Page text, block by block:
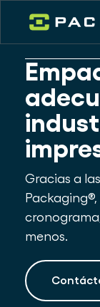
Gracias a
menos.